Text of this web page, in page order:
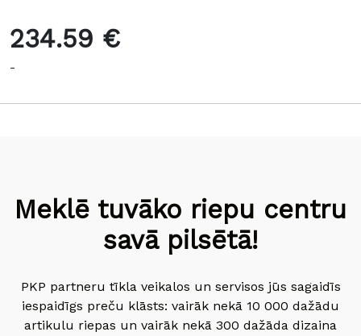
234.59 €
-
Meklē tuvāko riepu centru
savā pilsētā!
PKP partneru tīkla veikalos un servisos jūs sagaidīs
iespaidīgs preču klāsts: vairāk nekā 10 000 dažādu
artikulu riepas un vairāk nekā 300 dažāda dizaina